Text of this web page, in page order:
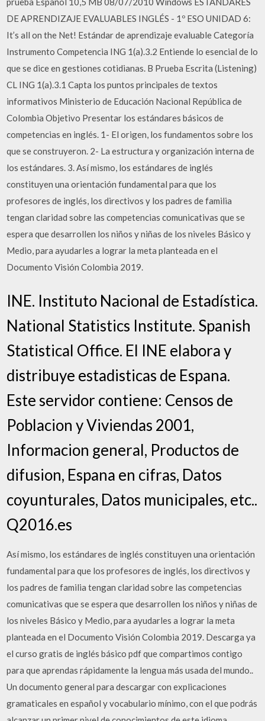
DE APRENDIZAJE EVALUABLES INGLÉS - 1º ESO UNIDAD 6:
It’s all on the Net! Estándar de aprendizaje evaluable Categoría
Instrumento Competencia ING 1(a).3.2 Entiende lo esencial de lo
que se dice en gestiones cotidianas. B Prueba Escrita (Listening)
CL ING 1(a).3.1 Capta los puntos principales de textos
informativos Ministerio de Educación Nacional República de
Colombia Objetivo Presentar los estándares básicos de
competencias en inglés. 1- El origen, los fundamentos sobre los
que se construyeron. 2- La estructura y organización interna de
los estándares. 3. Así mismo, los estándares de inglés
constituyen una orientación fundamental para que los
profesores de inglés, los directivos y los padres de familia
tengan claridad sobre las competencias comunicativas que se
espera que desarrollen los niños y niñas de los niveles Básico y
Medio, para ayudarles a lograr la meta planteada en el
Documento Visión Colombia 2019.
INE. Instituto Nacional de Estadística.
National Statistics Institute. Spanish
Statistical Office. El INE elabora y
distribuye estadisticas de Espana.
Este servidor contiene: Censos de
Poblacion y Viviendas 2001,
Informacion general, Productos de
difusion, Espana en cifras, Datos
coyunturales, Datos municipales, etc..
Q2016.es
Así mismo, los estándares de inglés constituyen una orientación
fundamental para que los profesores de inglés, los directivos y
los padres de familia tengan claridad sobre las competencias
comunicativas que se espera que desarrollen los niños y niñas de
los niveles Básico y Medio, para ayudarles a lograr la meta
planteada en el Documento Visión Colombia 2019. Descarga ya
el curso gratis de inglés básico pdf que compartimos contigo
para que aprendas rápidamente la lengua más usada del mundo..
Un documento general para descargar con explicaciones
gramaticales en español y vocabulario mínimo, con el que podrás